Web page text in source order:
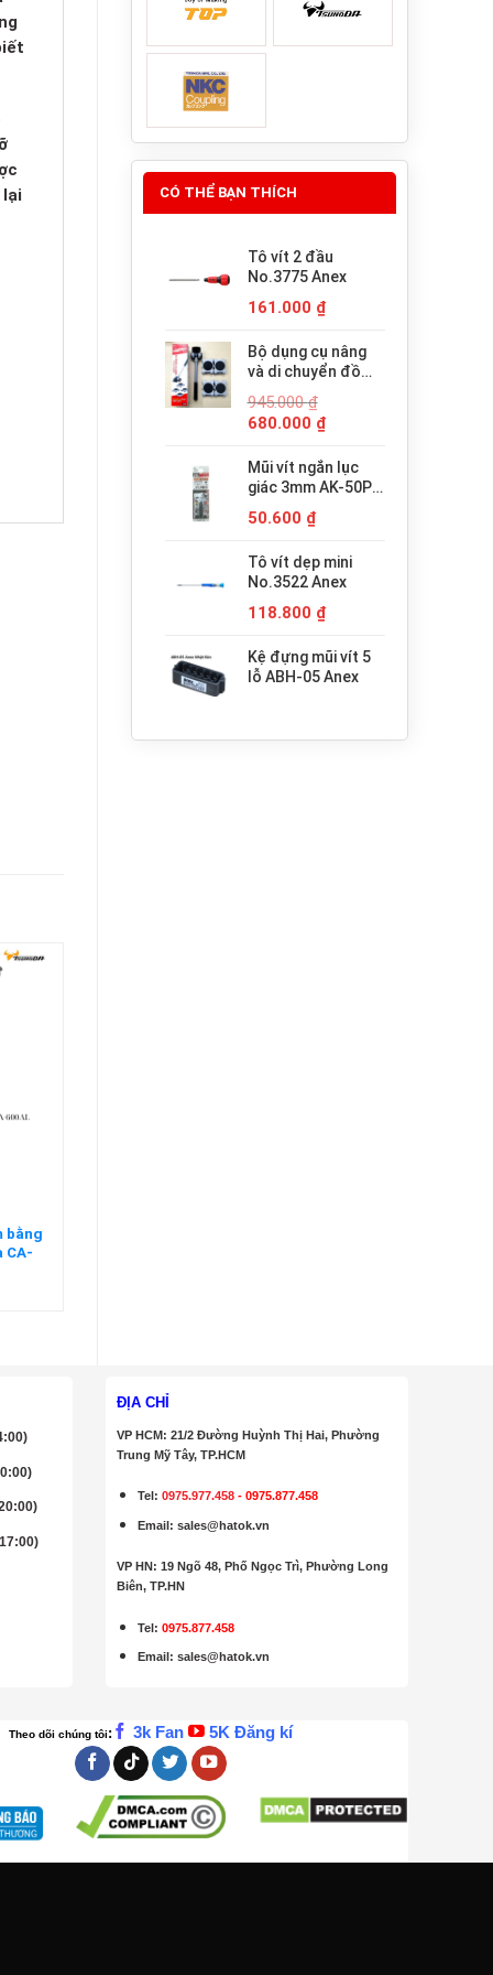
CÓ THỂ BẠN THÍCH
Tô vít 2 đầu
No.3775 Anex
161.000 ₫
Bộ dụng cụ nâng
và di chuyển đồ
minh PICUS LP-
200N
945.000₫
Giá
là:
945.000 ₫.
680.000 ₫Giá
tại
là:
Mũi vít ngắn lục
giác 3mm AK-50P-
50.600 ₫
Tô vít dẹp mini
No.3522 Anex
118.800 ₫
Kệ đựng mũi vít 5
lỗ ABH-05 Anex
bằng
CA-
ĐỊA CHỈ
VP HCM: 21/2 Đường Huỳnh Thị Hai, Phường
Trung Mỹ Tây, TP.HCM
Tel:0975.977.458 -0975.877.458
Email:sales@hatok.vn
VP HN: 19 Ngõ 48, Phố Ngọc Trì, Phường Long
Biên, TP.HN
Tel: 0975.877.458
Email :sales@hatok.vn
Theo dõi chúng tôi: 3k Fan 5K Đăng kí